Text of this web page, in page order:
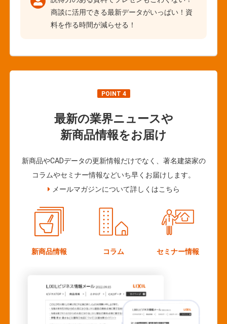
商談に活用できる最新データがいっぱい！資
料を作る時間が減らせる！
POINT 4
最新の業界ニュースや
新商品情報をお届け
新商品やCADデータの更新情報だけでなく、著名建築家の
コラムやセミナー情報などいち早くお届けします。
メールマガジンについて詳しくはこちら
新商品情報 コラム セミナー情報